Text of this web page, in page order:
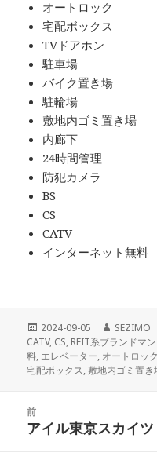
オートロック
宅配ボックス
TVドアホン
駐車場
バイク置き場
駐輪場
敷地内ゴミ置き場
内廊下
24時間管理
防犯カメラ
BS
CS
CATV
インターネット無料
投
稿
日:
2024-09-05
作
成
者
SEZIMO
CATV, CS, REIT系ブランドマ
料, エレベーター, オートロック
宅配ボックス, 敷地内ゴミ置き
前
前
アイル東京スカイ